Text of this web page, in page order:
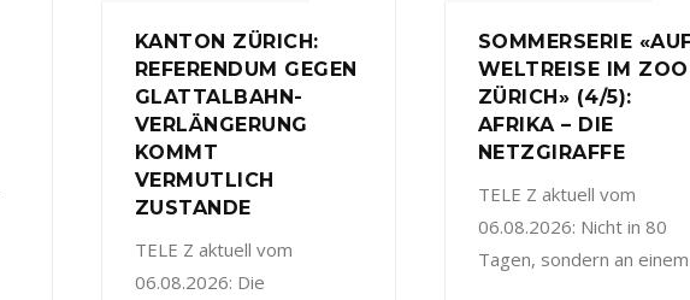
KANTON ZÜRICH:
REFERENDUM GEGEN
GLATTALBAHN-
VERLÄNGERUNG
KOMMT
VERMUTLICH
ZUSTANDE
TELE Z aktuell vom
06.08.2026: Die
SOMMERSERIE
WELTREISE IM ZOO
ZÜRICH» (4/5):
AFRIKA – DIE
NETZGIRAFFE
TELE Z aktuell vom
06.08.2026: Nicht in 80
Tagen, sondern an einem